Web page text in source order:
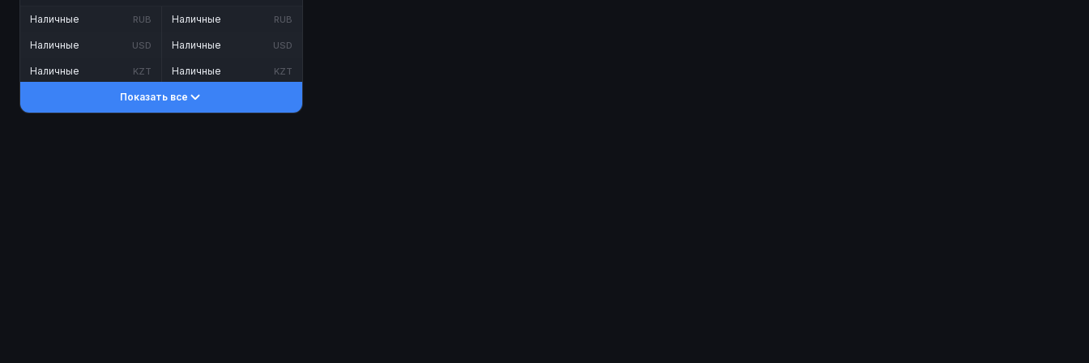
Наличные RUB
Наличные USD
Наличные KZT
Наличные RUB
Наличные USD
Наличные KZT
Показать все